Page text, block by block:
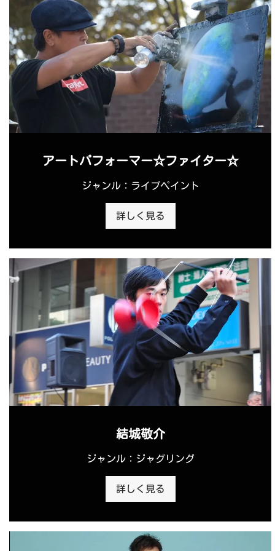
アートパフォーマー☆ファイター☆
ジャンル：ライブペイント
詳しく見る
結城敬介
ジャンル：ジャグリング
詳しく見る